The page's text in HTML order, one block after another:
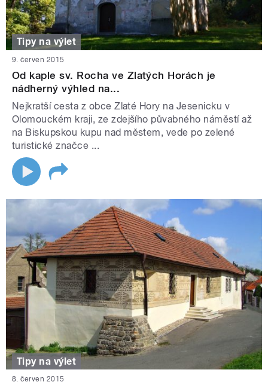
Tipy na výlet
9. červen 2015
Od kaple sv. Rocha ve Zlatých Horách je
nádherný výhled na...
Nejkratší cesta z obce Zlaté Hory na Jesenicku v
Olomouckém kraji, ze zdejšího půvabného náměstí až
na Biskupskou kupu nad městem, vede po zelené
turistické značce ...
Tipy na výlet
8. červen 2015